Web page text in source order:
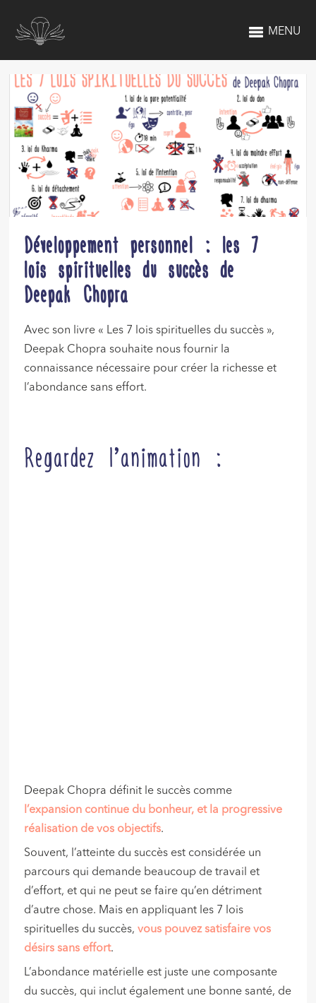
MENU
Développement personnel : les 7
lois spirituelles du succès de
Deepak Chopra
Avec son livre « Les 7 lois spirituelles du succès »,
Deepak Chopra souhaite nous fournir la
connaissance nécessaire pour créer la richesse et
l’abondance sans effort.
Regardez l’animation :
Deepak Chopra définit le succès comme
l’expansion continue du bonheur, et la progressive
réalisation de vos objectifs.
Souvent, l’atteinte du succès est considérée un
parcours qui demande beaucoup de travail et
d’effort, et qui ne peut se faire qu’en détriment
d’autre chose. Mais en appliquant les 7 lois
spirituelles du succès,vous pouvez satisfaire vos
désirs sans effort.
L’abondance matérielle est juste une composante
du succès, qui inclut également une bonne santé, de